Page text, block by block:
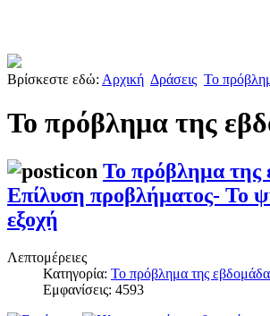
Βρίσκεστε εδώ: Αρχική Δράσεις Το
Το πρόβλημα της
Το πρόβλημα της
Επίλυση προβλήματος- Το
εξοχή
Λεπτομέρειες
Κατηγορία: Το πρόβλημα της
Εμφανίσεις: 4593